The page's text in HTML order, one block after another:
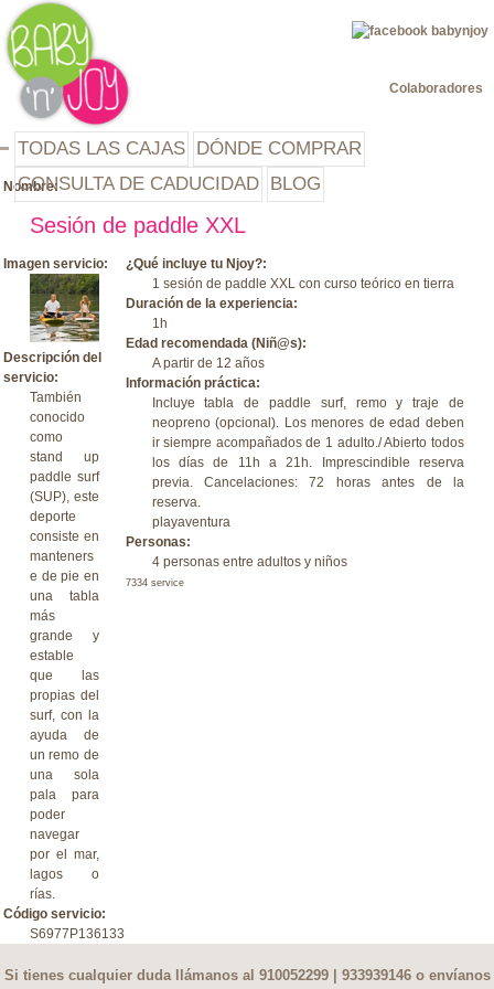
TODAS LAS CAJAS DÓNDE COMPRAR
CONSULTA DE CADUCIDAD BLOG
Colaboradores
Nombre:
Sesión de paddle XXL
Imagen servicio:
Descripción del
servicio:
También
conocido
como
stand up
paddle surf
(SUP), este
deporte
consiste en
manteners
e de pie en
una tabla
más
grande y
estable
que las
propias del
surf, con la
ayuda de
un remo de
una sola
pala para
poder
navegar
por el mar,
lagos o
rías.
¿Qué incluye tu Njoy?:
1 sesión de paddle XXL con curso teórico en tierra
Duración de la experiencia:
1h
Edad recomendada (Niñ@s):
A partir de 12 años
Información práctica:
Incluye tabla de paddle surf, remo y traje de
neopreno (opcional). Los menores de edad deben
ir siempre acompañados de 1 adulto./ Abierto todos
los días de 11h a 21h. Imprescindible reserva
previa. Cancelaciones: 72 horas antes de la
reserva.
playaventura
Personas:
4 personas entre adultos y niños
7334 service
Código servicio:
S6977P136133
Si tienes cualquier duda llámanos al 910052299 | 933939146 o envíanos